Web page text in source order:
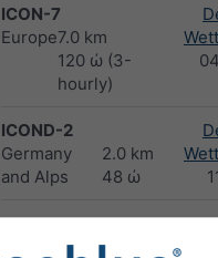
ICON-7
Europe7.0 km
120 ώ (3-
hourly)
ICOND-2
Germany
and Alps
2.0 km
48 ώ
HARMN-5
Central Europe
5.0 km